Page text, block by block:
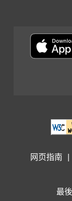
网页指南
最